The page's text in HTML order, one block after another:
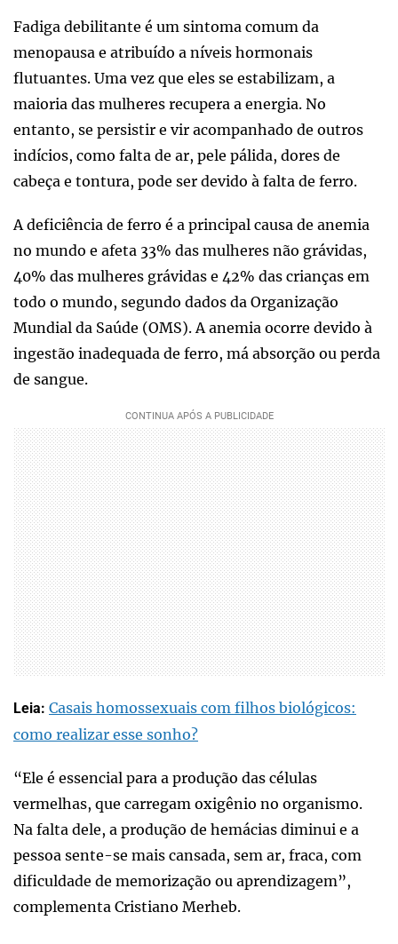
Fadiga debilitante é um sintoma comum da
menopausa e atribuído a níveis hormonais
flutuantes. Uma vez que eles se estabilizam, a
maioria das mulheres recupera a energia. No
entanto, se persistir e vir acompanhado de outros
indícios, como falta de ar, pele pálida, dores de
cabeça e tontura, pode ser devido à falta de ferro.
A deficiência de ferro é a principal causa de anemia
no mundo e afeta 33% das mulheres não grávidas,
40% das mulheres grávidas e 42% das crianças em
todo o mundo, segundo dados da Organização
Mundial da Saúde (OMS). A anemia ocorre devido à
ingestão inadequada de ferro, má absorção ou perda
de sangue.
Leia: Casais homossexuais com filhos biológicos:
como realizar esse sonho?
“Ele é essencial para a produção das células
vermelhas, que carregam oxigênio no organismo.
Na falta dele, a produção de hemácias diminui e a
pessoa sente-se mais cansada, sem ar, fraca, com
dificuldade de memorização ou aprendizagem”,
complementa Cristiano Merheb.